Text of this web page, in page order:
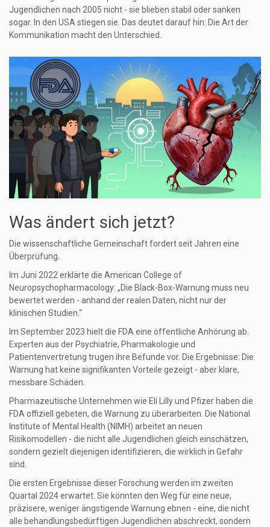
Jugendlichen nach 2005 nicht - sie blieben stabil oder sanken
sogar. In den USA stiegen sie. Das deutet darauf hin: Die Art der
Kommunikation macht den Unterschied.
Was ändert sich jetzt?
Die wissenschaftliche Gemeinschaft fordert seit Jahren eine
Überprüfung.
Im Juni 2022 erklärte die American College of
Neuropsychopharmacology: „Die Black-Box-Warnung muss neu
bewertet werden - anhand der realen Daten, nicht nur der
klinischen Studien.“
Im September 2023 hielt die FDA eine öffentliche Anhörung ab.
Experten aus der Psychiatrie, Pharmakologie und
Patientenvertretung trugen ihre Befunde vor. Die Ergebnisse: Die
Warnung hat keine signifikanten Vorteile gezeigt - aber klare,
messbare Schäden.
Pharmazeutische Unternehmen wie Eli Lilly und Pfizer haben die
FDA offiziell gebeten, die Warnung zu überarbeiten. Die National
Institute of Mental Health (NIMH) arbeitet an neuen
Risikomodellen - die nicht alle Jugendlichen gleich einschätzen,
sondern gezielt diejenigen identifizieren, die wirklich in Gefahr
sind.
Die ersten Ergebnisse dieser Forschung werden im zweiten
Quartal 2024 erwartet. Sie könnten den Weg für eine neue,
präzisere, weniger ängstigende Warnung ebnen - eine, die nicht
alle behandlungsbedürftigen Jugendlichen abschreckt, sondern